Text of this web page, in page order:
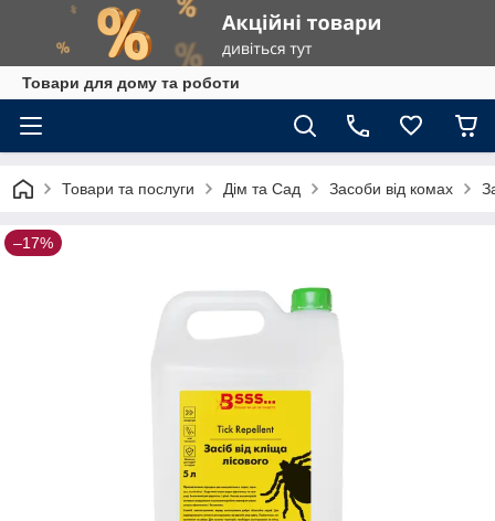
Товари для дому та роботи
Товари та послуги Дім та Сад Засоби від комах
–17%